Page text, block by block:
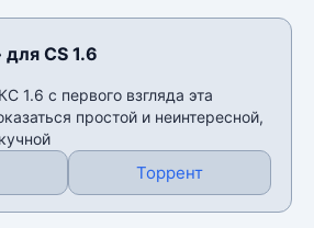
CS 1.6
1.6 с первого взгляда эта
простой и неинтересной,
Торрент